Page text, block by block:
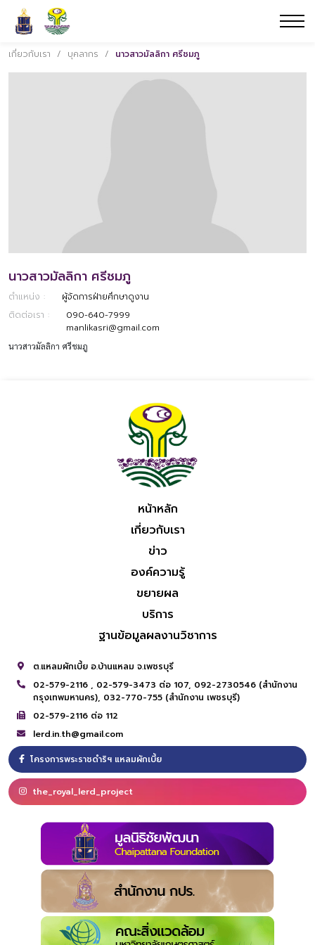
เกี่ยวกับเรา / บุคลากร / นาวสาวมัลลิกา ศรีชมภู
นาวสาวมัลลิกา ศรีชมภู
ตำแหน่ง :
ผู้จัดการฝ่ายศึกษาดูงาน
ติดต่อเรา :
090-640-7999
manlikasri@gmail.com
นาวสาวมัลลิกา ศรีชมภู
หน้าหลัก
เกี่ยวกับเรา
ข่าว
องค์ความรู้
ขยายผล
บริการ
ฐานข้อมูลผลงานวิชาการ
ต.แหลมผักเบี้ย อ.บ้านแหลม จ.เพชรบุรี
02-579-2116 , 02-579-3473 ต่อ 107, 092-2730546 (สำนักงาน
กรุงเทพมหานคร), 032-770-755 (สำนักงาน เพชรบุรี)
02-579-2116 ต่อ 112
lerd.in.th@gmail.com
โครงการพระราชดำริฯ แหลมผักเบี้ย
the_royal_lerd_project